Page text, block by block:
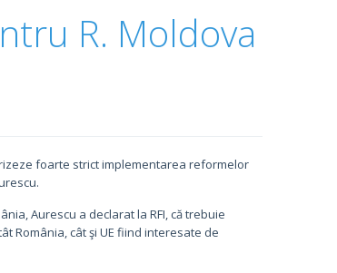
R. Moldova
foarte strict implementarea reformelor
Aurescu a declarat la RFI, că trebuie
România, cât şi UE fiind interesate de